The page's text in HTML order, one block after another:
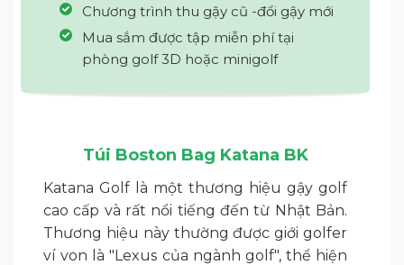
Chương trình thu gậy cũ -đổi gậy mới
Mua sắm được tập miễn phí tại
phòng golf 3D hoặc minigolf
Túi Boston Bag Katana BK
Katana Golf là một thương hiệu gậy golf
cao cấp và rất nổi tiếng đến từ Nhật Bản.
Thương hiệu này thường được giới golfer
ví von là "Lexus của ngành golf", thể hiện